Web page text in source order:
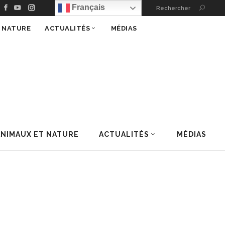
Français Rechercher
ET NATURE ACTUALITÉS MÉDIAS
ACTUALITÉS MÉDIAS